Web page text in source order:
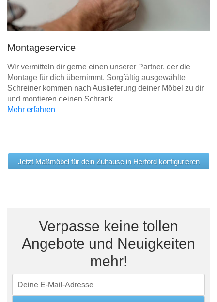
Montageservice
Wir vermitteln dir gerne einen unserer Partner, der die
Montage für dich übernimmt. Sorgfältig ausgewählte
Schreiner kommen nach Auslieferung deiner Möbel zu dir
und montieren deinen Schrank.
Mehr erfahren
Jetzt Maßmöbel für dein Zuhause in Herford konfigurieren
Verpasse keine tollen
Angebote und Neuigkeiten
mehr!